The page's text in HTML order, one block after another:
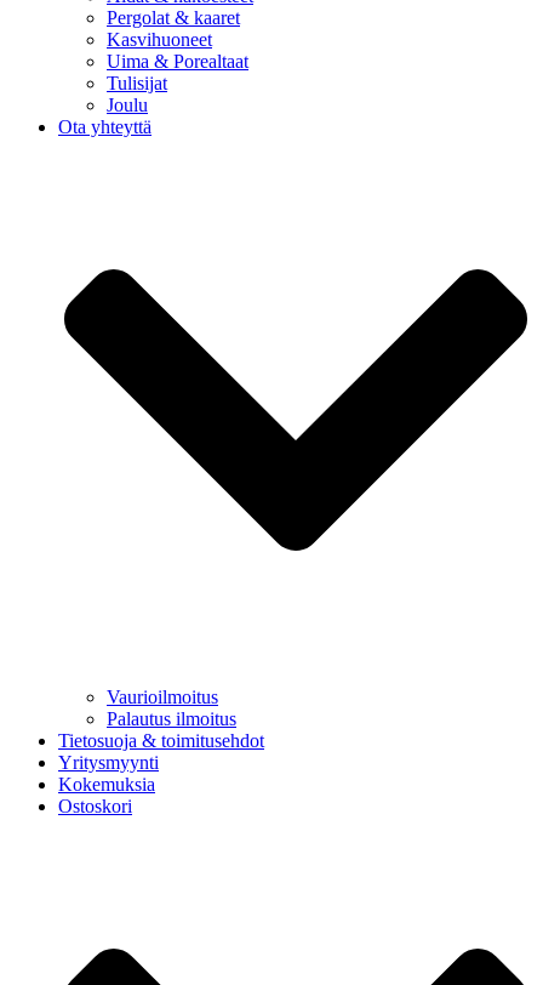
Pergolat & kaaret
Kasvihuoneet
Uima & Porealtaat
Tulisijat
Joulu
Ota yhteyttä
Vaurioilmoitus
Palautus ilmoitus
Tietosuoja & toimitusehdot
Yritysmyynti
Kokemuksia
Ostoskori